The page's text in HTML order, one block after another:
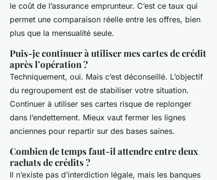
le coût de l’assurance emprunteur. C’est ce taux qui
permet une comparaison réelle entre les offres, bien
plus que la mensualité seule.
Puis-je continuer à utiliser mes cartes de crédit
après l’opération ?
Techniquement, oui. Mais c’est déconseillé. L’objectif
du regroupement est de stabiliser votre situation.
Continuer à utiliser ses cartes risque de replonger
dans l’endettement. Mieux vaut fermer les lignes
anciennes pour repartir sur des bases saines.
Combien de temps faut-il attendre entre deux
rachats de crédits ?
Il n’existe pas d’interdiction légale, mais les banques